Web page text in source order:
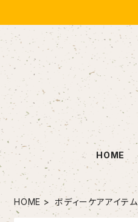
HOME
HOME ボディーケアアイテム